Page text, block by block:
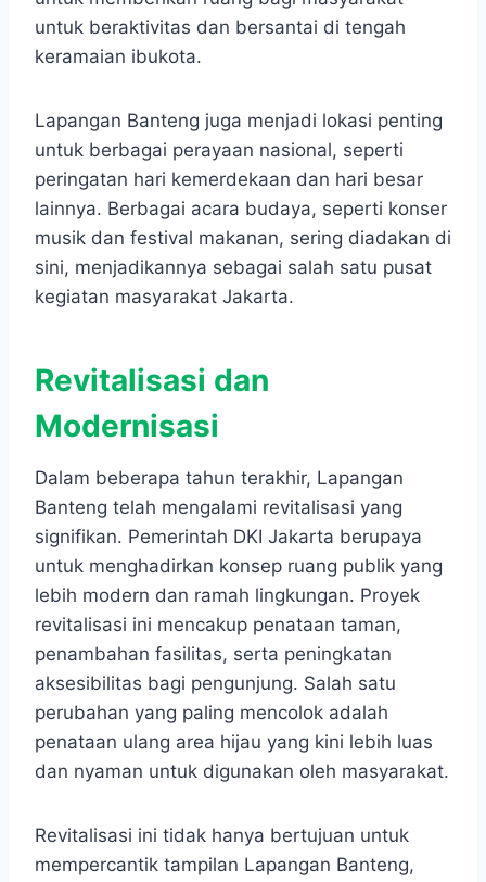
untuk beraktivitas dan bersantai di tengah
keramaian ibukota.
Lapangan Banteng juga menjadi lokasi penting
untuk berbagai perayaan nasional, seperti
peringatan hari kemerdekaan dan hari besar
lainnya. Berbagai acara budaya, seperti konser
musik dan festival makanan, sering diadakan di
sini, menjadikannya sebagai salah satu pusat
kegiatan masyarakat Jakarta.
Revitalisasi dan
Modernisasi
Dalam beberapa tahun terakhir, Lapangan
Banteng telah mengalami revitalisasi yang
signifikan. Pemerintah DKI Jakarta berupaya
untuk menghadirkan konsep ruang publik yang
lebih modern dan ramah lingkungan. Proyek
revitalisasi ini mencakup penataan taman,
penambahan fasilitas, serta peningkatan
aksesibilitas bagi pengunjung. Salah satu
perubahan yang paling mencolok adalah
penataan ulang area hijau yang kini lebih luas
dan nyaman untuk digunakan oleh masyarakat.
Revitalisasi ini tidak hanya bertujuan untuk
mempercantik tampilan Lapangan Banteng,